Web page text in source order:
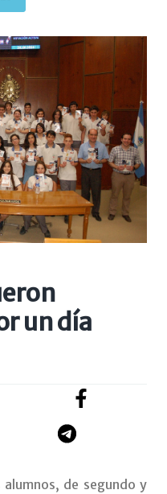
un día
de segundo y